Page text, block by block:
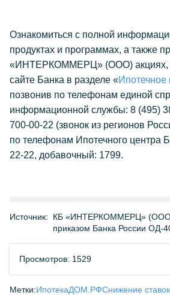
Ознакомиться с полной
продуктах и программах, а также
«ИНТЕРКОММЕРЦ» (ООО) акциях,
сайте Банка в разделе «Ипотечное
позвонив по телефонам единой
информационной службы: 8 (495)
700-00-22 (звонок из регионов
по телефонам Ипотечного центра
22-22, добавочный: 1799.
Источник:
КБ «ИНТЕРКОММЕРЦ» (ООО)
приказом Банка России ОД-
Просмотров: 1529
Метки:ИпотекаДОМ.РФСнижение